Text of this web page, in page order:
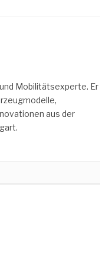
Mobilitätsexperte. Er
aus der